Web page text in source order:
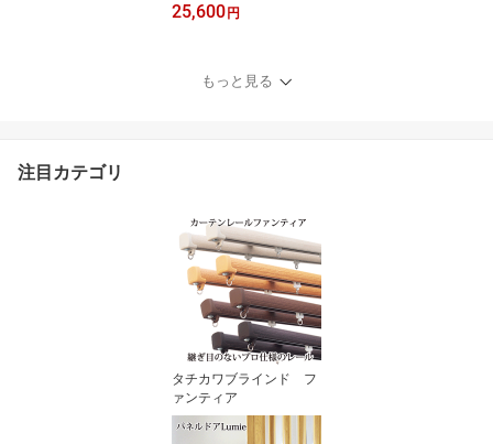
ンド製 メイト【幅61～9
ョン 防炎 防汚 ホルムア
ルデヒド不使用 裏表生地
25,600円
もっと見る
注目カテゴリ
タチカワブラインド フ
ァンティア